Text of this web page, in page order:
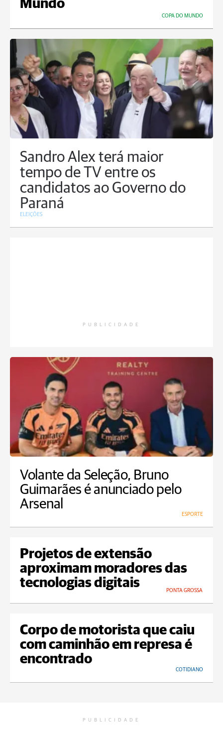
Mundo
COPA DO MUNDO
Sandro Alex terá maior
tempo de TV entre os
candidatos ao Governo do
Paraná
ELEIÇÕES
PUBLICIDADE
Volante da Seleção, Bruno
Guimarães é anunciado pelo
Arsenal
ESPORTE
Projetos de extensão
aproximam moradores das
tecnologias digitais
PONTA GROSSA
Corpo de motorista que caiu
com caminhão em represa é
encontrado
COTIDIANO
PUBLICIDADE